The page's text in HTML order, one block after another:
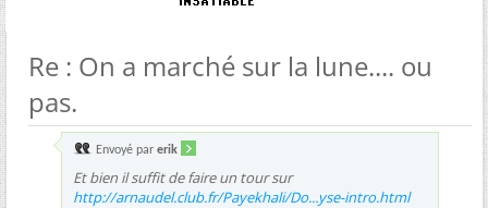
Re : On a marché sur la lune.... ou
pas.
Envoyé par erik
Et bien il suffit de faire un tour sur
http://arnaudel.club.fr/Payekhali/Do...yse-intro.html